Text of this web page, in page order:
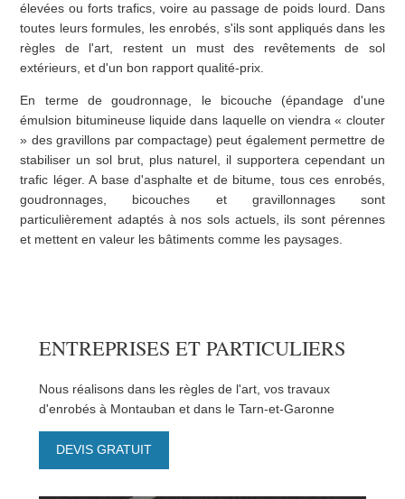
élevées ou forts trafics, voire au passage de poids lourd. Dans
toutes leurs formules, les enrobés, s'ils sont appliqués dans les
règles de l'art, restent un must des revêtements de sol
extérieurs, et d'un bon rapport qualité-prix.
En terme de goudronnage, le bicouche (épandage d'une
émulsion bitumineuse liquide dans laquelle on viendra « clouter
» des gravillons par compactage) peut également permettre de
stabiliser un sol brut, plus naturel, il supportera cependant un
trafic léger. A base d'asphalte et de bitume, tous ces enrobés,
goudronnages, bicouches et gravillonnages sont
particulièrement adaptés à nos sols actuels, ils sont pérennes
et mettent en valeur les bâtiments comme les paysages.
ENTREPRISES ET PARTICULIERS
Nous réalisons dans les règles de l'art, vos travaux
d'enrobés à Montauban et dans le Tarn-et-Garonne
DEVIS GRATUIT